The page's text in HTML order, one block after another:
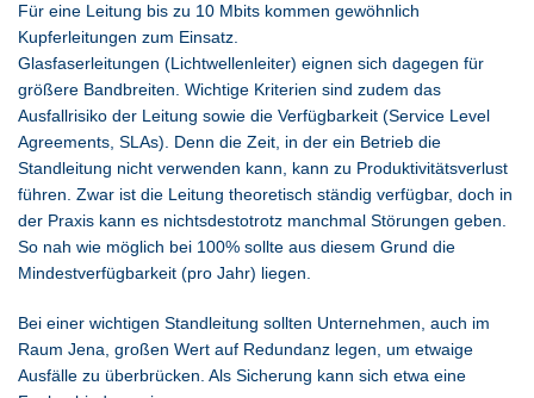
Für eine Leitung bis zu 10 Mbits kommen gewöhnlich
Kupferleitungen zum Einsatz.
Glasfaserleitungen (Lichtwellenleiter) eignen sich dagegen für
größere Bandbreiten. Wichtige Kriterien sind zudem das
Ausfallrisiko der Leitung sowie die Verfügbarkeit (Service Level
Agreements, SLAs). Denn die Zeit, in der ein Betrieb die
Standleitung nicht verwenden kann, kann zu Produktivitätsverlust
führen. Zwar ist die Leitung theoretisch ständig verfügbar, doch in
der Praxis kann es nichtsdestotrotz manchmal Störungen geben.
So nah wie möglich bei 100% sollte aus diesem Grund die
Mindestverfügbarkeit (pro Jahr) liegen.
Bei einer wichtigen Standleitung sollten Unternehmen, auch im
Raum Jena, großen Wert auf Redundanz legen, um etwaige
Ausfälle zu überbrücken. Als Sicherung kann sich etwa eine